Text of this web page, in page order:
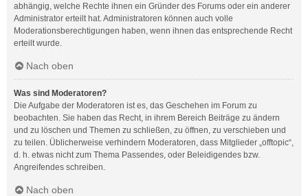
abhängig, welche Rechte ihnen ein Gründer des Forums oder ein anderer
Administrator erteilt hat. Administratoren können auch volle
Moderationsberechtigungen haben, wenn ihnen das entsprechende Recht
erteilt wurde.
Nach oben
Was sind Moderatoren?
Die Aufgabe der Moderatoren ist es, das Geschehen im Forum zu
beobachten. Sie haben das Recht, in ihrem Bereich Beiträge zu ändern
und zu löschen und Themen zu schließen, zu öffnen, zu verschieben und
zu teilen. Üblicherweise verhindern Moderatoren, dass Mitglieder „offtopic“,
d. h. etwas nicht zum Thema Passendes, oder Beleidigendes bzw.
Angreifendes schreiben.
Nach oben